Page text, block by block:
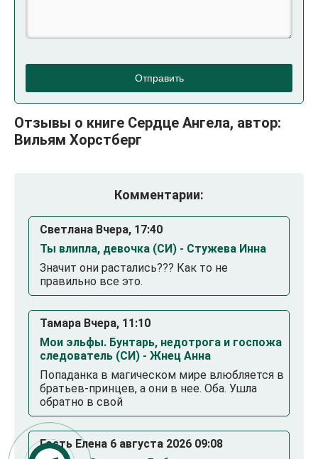
Отправить
Отзывы о книге Сердце Ангела, автор:
Вильям Хорстберг
Комментарии:
Светлана Вчера, 17:40
Ты влипла, девочка (СИ) - Стужева Инна
Значит они растались??? Как то не
правильно все это.
Тамара Вчера, 11:10
Мои эльфы. Бунтарь, недотрога и госпожа
следователь (СИ) - Жнец Анна
Попаданка в магическом мире влюбляется в
братьев-принцев, а они в нее. Оба. Ушла
обратно в свой
Гость Елена 6 августа 2026 09:08